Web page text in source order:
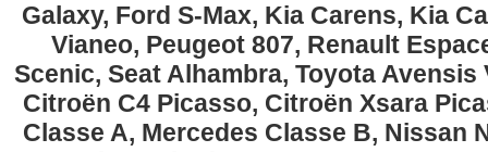
Galaxy, Ford S-Max, Kia Carens, Kia
Vianeo, Peugeot 807, Renault
Scenic, Seat Alhambra, Toyota
Citroën C4 Picasso, Citroën Xsara
Classe A, Mercedes Classe B, Nissan